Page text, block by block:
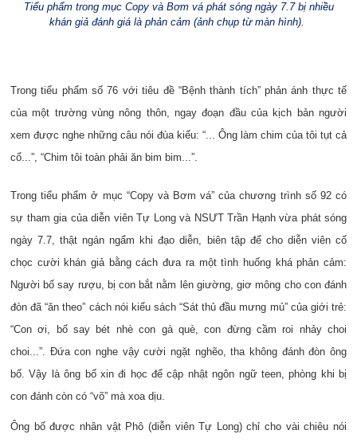
Tiểu phẩm trong mục Copy và Bơm vá phát sóng ngày 7.7 bị nhiều
khán giả đánh giá là phản cảm (ảnh chụp từ màn hình).
Trong tiểu phẩm số 76 với tiêu đề “Bệnh thành tích” phản ánh thực tế
của một trường vùng nông thôn, ngay đoạn đầu của kịch bản người
xem được nghe những câu nói đùa kiểu: “... Ông làm chim của tôi tụt cả
cổ...”, “Chim tôi toàn phải ăn bim bim...”.
Trong tiểu phẩm ở mục “Copy và Bơm vá” của chương trình số 92 có
sự tham gia của diễn viên Tự Long và NSƯT Trần Hạnh vừa phát sóng
ngày 7.7, thật ngán ngẩm khi đạo diễn, biên tập để cho diễn viên cố
chọc cười khán giả bằng cách đưa ra một tình huống khá phản cảm:
Người bố say rượu, bị con bắt nằm lên giường, giơ mông cho con đánh
đòn đã “ăn theo” cách nói kiểu sách “Sát thủ đầu mưng mủ” của giới trẻ:
“Con ơi, bố say bét nhè con gà què, con đừng cầm roi nhảy choi
choi...”. Đứa con nghe vậy cười ngặt nghẽo, tha không đánh đòn ông
bố. Vậy là ông bố xin đi học để cập nhật ngôn ngữ teen, phòng khi bị
con đánh còn có “võ” mà xoa dịu.
Ông bố được nhân vật Phô (diễn viên Tự Long) chỉ cho vài chiêu nói